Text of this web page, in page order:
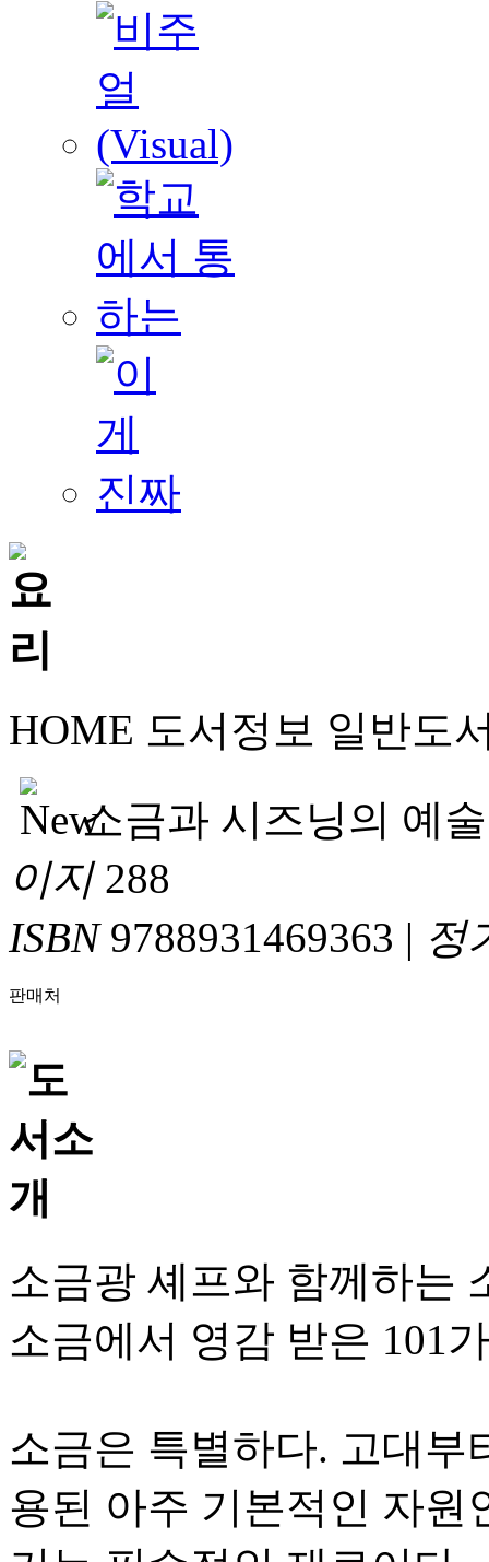
HOME 도서정보 일반도
소금과 시즈닝의 예술
이지288
ISBN9788931469363 | 정
판매처
소금광 셰프와 함께하는
소금에서 영감 받은 101
소금은 특별하다. 고대부
용된 아주 기본적인 자원